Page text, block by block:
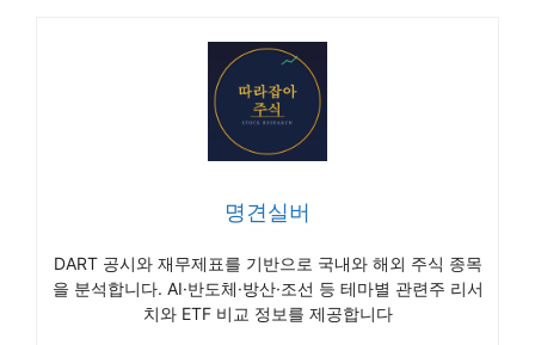
명견실버
DART 공시와 재무제표를 기반으로 국내와 해외 주식 종목
을 분석합니다. AI·반도체·방산·조선 등 테마별 관련주 리서
치와 ETF 비교 정보를 제공합니다